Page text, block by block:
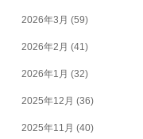
2026年3月 (59)
2026年2月 (41)
2026年1月 (32)
2025年12月 (36)
2025年11月 (40)